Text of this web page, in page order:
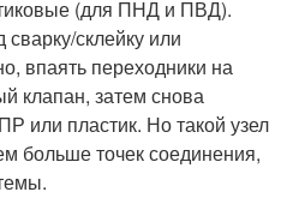
(для ПНД и ПВД).
склейку или
впаять переходники на
клапан, затем снова
или пластик. Но такой узел
больше точек соединения,